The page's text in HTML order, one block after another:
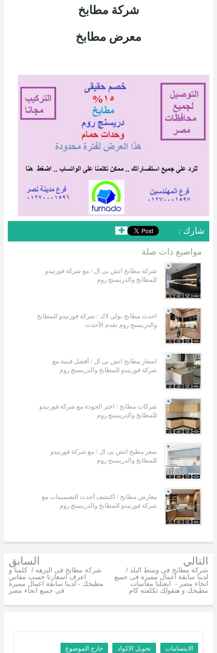
شركة مطابخ
معرض مطابخ
: شارك ✚
مواضيع ذات صلة
شركة مطابخ اتش بى ال / مع شركة فورنيدو
للمطابخ والدريسنج روم
احدث مطابخ بولى لاك / شركة فورنيدو للمطابخ
والدريسنج روم تقدم الأحدث
اسعار مطابخ اتش بى ال / أفضل قيمة مع
شركة فورنيدو للمطابخ والدريسنج روم
شركات مطابخ / اختر الجودة مع شركة فورنيدو
للمطابخ والدريسنج روم
سعر مطبخ اتش بى ال / مع شركة فورنيدو
للمطابخ والدريسنج روم
معارض مطابخ / اكتشف أحدث التصميمات مع
شركة فورنيدو للمطابخ والدريسنج روم
التالي
شركة مطابخ فى وسط البلد /
لدينا سابقة اعمال مميزة فى جميع
انحاء مصر - ابعتلنا مقاسات
مطبخك و هنقولك تكلفته كام
السابق
شركة مطابخ فى النزهة / كلمنا و
اعرف اسعارنا حسب مقاس
مطبخك - لدينا سابقة اعمال مميزة
فى جميع انحاء مصر
خارج الموضوع تحويل الاكواد الابتسامات